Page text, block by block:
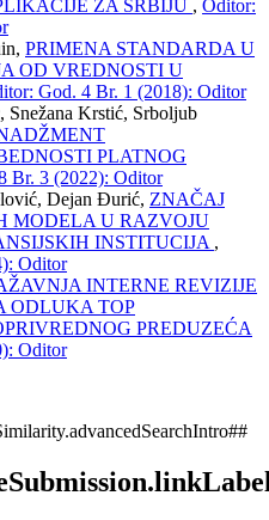
ZA SRBIJU , Oditor:
PRIMENA STANDARDA U
OD VREDNOSTI U
God. 4 Br. 1 (2018): Oditor
Krstić, Srboljub
PLATNOG
Br. 3 (2022): Oditor
Dejan Đurić, ZNAČAJ
MODELA U RAZVOJU
INSTITUCIJA ,
Oditor
INTERNE REVIZIJE
ODLUKA TOP
PREDUZEĆA
Oditor